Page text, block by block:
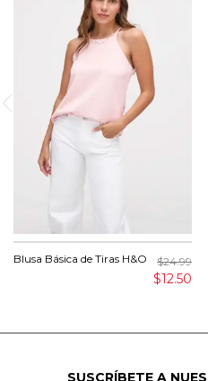
Blusa Básica de Tiras H&O $24.99
$12.50
SUSCRÍBETE A